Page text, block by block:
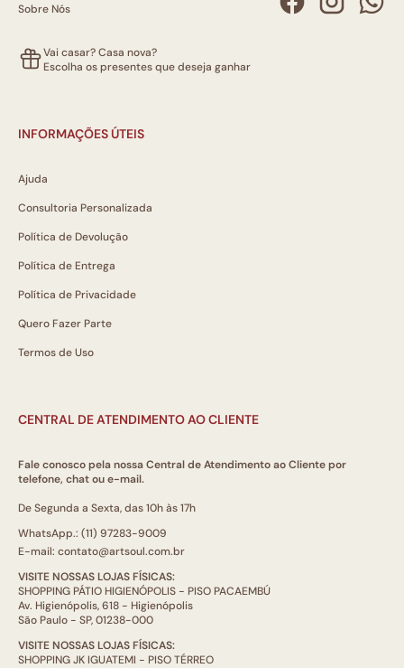
Sobre Nós
Vai casar? Casa nova?
Escolha os presentes que deseja ganhar
INFORMAÇÕES ÚTEIS
Ajuda
Consultoria Personalizada
Política de Devolução
Política de Entrega
Política de Privacidade
Quero Fazer Parte
Termos de Uso
CENTRAL DE ATENDIMENTO AO CLIENTE
Fale conosco pela nossa Central de Atendimento ao Cliente por
telefone, chat ou e-mail.
De Segunda a Sexta, das 10h às 17h
WhatsApp.: (11) 97283-9009
E-mail: contato@artsoul.com.br
VISITE NOSSAS LOJAS FÍSICAS:
SHOPPING PÁTIO HIGIENÓPOLIS - PISO PACAEMBÚ
Av. Higienópolis, 618 - Higienópolis
São Paulo - SP, 01238-000
VISITE NOSSAS LOJAS FÍSICAS:
SHOPPING JK IGUATEMI - PISO TÉRREO